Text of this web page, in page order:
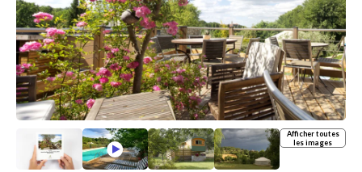
Afficher toutes
les images